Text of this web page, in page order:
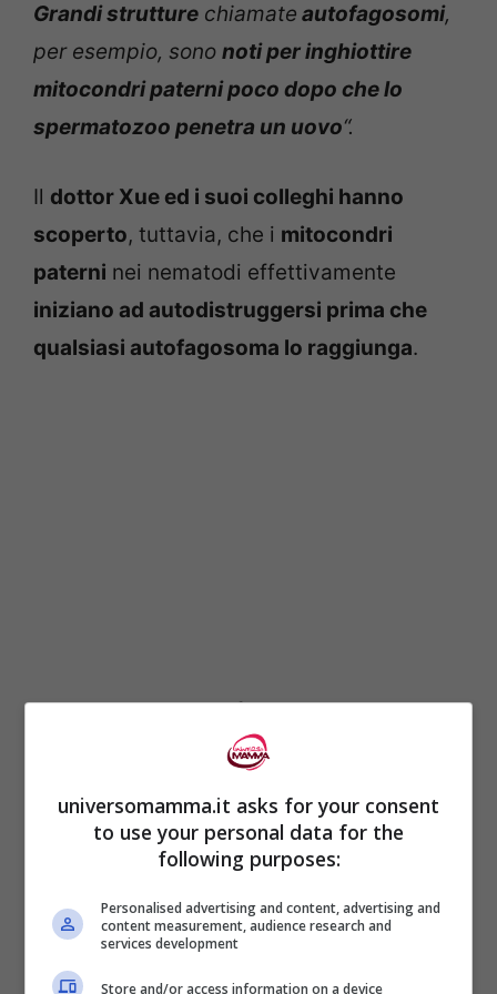
Grandi strutture chiamate autofagosomi,
per esempio, sono noti per inghiottire
mitocondri paterni poco dopo che lo
spermatozoo penetra un uovo“.
Il dottor Xue ed i suoi colleghi hanno
scoperto, tuttavia, che i mitocondri
paterni nei nematodi effettivamente
iniziano ad autodistruggersi prima che
qualsiasi autofagosoma lo raggiunga.
Byung-Ho Kang, professore presso
l’Università cinese di Hong Kong e un altro
“E ‘come un meccanismo di suicidio”.
I ricercatori hanno identificato ungene
universomamma.it asks for your consent
to use your personal data for the
following purposes:
Personalised advertising and content, advertising and
content measurement, audience research and
services development
Store and/or access information on a device